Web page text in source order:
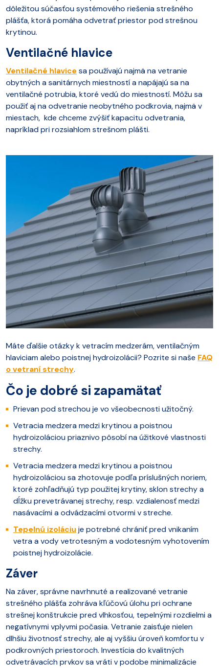
dôležitou súčasťou systémového riešenia strešného
plášťa, ktorá pomáha odvetrať priestor pod strešnou
krytinou.
Ventilačné hlavice
Ventilačné hlavicesa používajú najmä na vetranie
obytných a sanitárnych miestností a napájajú sa na
ventilačné potrubia, ktoré vedú do miestností. Môžu sa
použiť aj na odvetranie neobytného podkrovia, najmä v
miestach, kde chceme zvýšiť kapacitu odvetrania,
napríklad pri rozsiahlom strešnom plášti.
Máte ďalšie otázky k vetracím medzerám, ventilačným
hlaviciam alebo poistnej hydroizolácii? Pozrite si naše FAQ
o vetraní strechy.
Čo je dobré si zapamätať
Prievan pod strechou je vo všeobecnosti užitočný.
Vetracia medzera medzi krytinou a poistnou
hydroizoláciou priaznivo pôsobí na úžitkové vlastnosti
strechy.
Vetracia medzera medzi krytinou a poistnou
hydroizoláciou sa zhotovuje podľa príslušných noriem,
ktoré zohľadňujú typ použitej krytiny, sklon strechy a
dĺžku prevetrávanej strechy, resp. vzdialenosť medzi
nasávacími a odvádzacími otvormi v streche.
Tepelnú izoláciu je potrebné chrániť pred vnikaním
vetra a vody vetrotesným a vodotesným vyhotovením
poistnej hydroizolácie.
Záver
Na záver, správne navrhnuté a realizované vetranie
strešného plášťa zohráva kľúčovú úlohu pri ochrane
strešnej konštrukcie pred vlhkosťou, tepelnými rozdielmi a
negatívnymi vplyvmi počasia. Vetranie zaisťuje nielen
dlhšiu životnosť strechy, ale aj vyššiu úroveň komfortu v
podkrovných priestoroch. Investícia do kvalitných
odvetrávacích prvkov sa vráti v podobe minimalizácie